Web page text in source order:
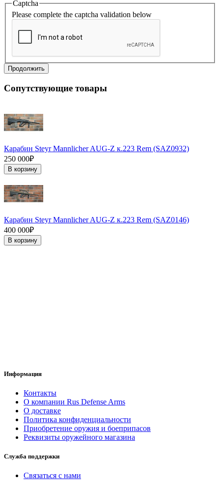
Captcha
Please complete the captcha validation below
Продолжить
Сопутствующие товары
Карабин Steyr Mannlicher AUG-Z к.223 Rem (SAZ0932)
250 000₽
В корзину
Карабин Steyr Mannlicher AUG-Z к.223 Rem (SAZ0146)
400 000₽
В корзину
Информация
Контакты
О компании Rus Defense Arms
О доставке
Политика конфиденциальности
Приобретение оружия и боеприпасов
Реквизиты оружейного магазина
Служба поддержки
Связаться с нами